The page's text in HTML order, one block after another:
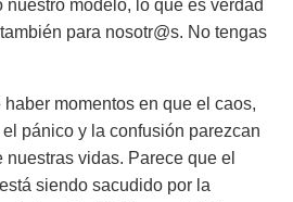
modelo, lo que es verdad
para nosotr@s. No tengas
momentos en que el caos,
pánico y la confusión parezcan
vidas. Parece que el
siendo sacudido por la